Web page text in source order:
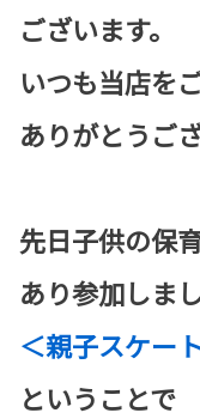
ございます。
いつも当店を
ありがとうご
先日子供の保
あり参加しまし
＜親子スケー
ということで